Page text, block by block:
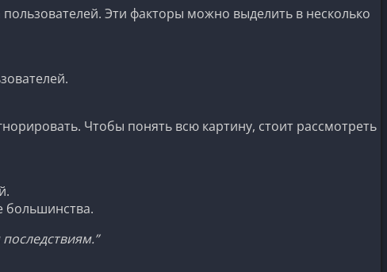
Эти факторы можно выделить в несколько
Чтобы понять всю картину, стоит рассмотреть
большинства.